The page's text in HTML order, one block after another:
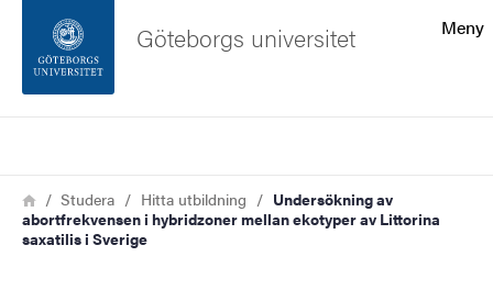
Sidfoten
Om webbplatsen
Meny
Göteborgs universitet
Länkstig
HemStudera Hitta utbildning
Undersökning av
abortfrekvensen i hybridzoner mellan ekotyper av Littorina
saxatilis i Sverige